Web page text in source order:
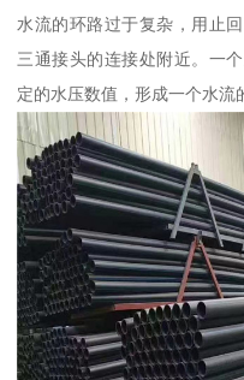
水流的环路过于复杂，用止
三通接头的连接处附近。一
定的水压数值，形成一个水流